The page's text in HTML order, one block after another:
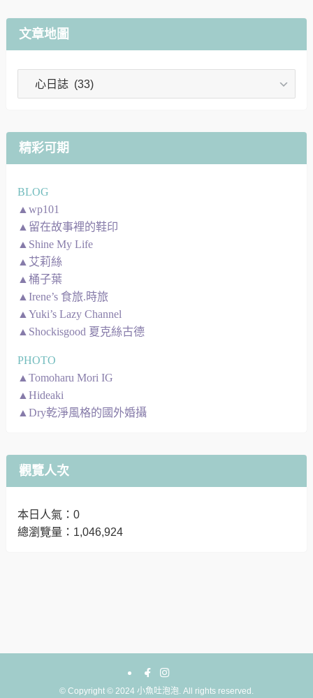
文章地圖
圖
精彩可期
BLOG
▲wp101
▲留在故事裡的鞋印
▲Shine My Life
▲艾莉絲
▲桶子葉
▲Irene’s 食旅.時旅
▲Yuki’s Lazy Channel
▲Shockisgood 夏克絲古德
PHOTO
▲Tomoharu Mori IG
▲Hideaki
▲Dry乾淨風格的國外婚攝
觀覽人次
本日人氣：0
總瀏覽量：1,046,924
© Copyright © 2024 小魚吐泡泡. All rights reserved.